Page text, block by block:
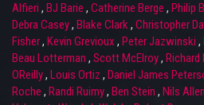
Alfieri , BJ Barie , Catherine Berge , Philip
Debra Casey, Blake Clark, Christopher
Fisher, Kevin Grevioux , Peter Jazwinski ,
Beau Lotterman , Scott McElroy, Richard
OReilly, Louis Ortiz , Daniel James
Roche , Randi Ruimy, Ben Stein , Nils